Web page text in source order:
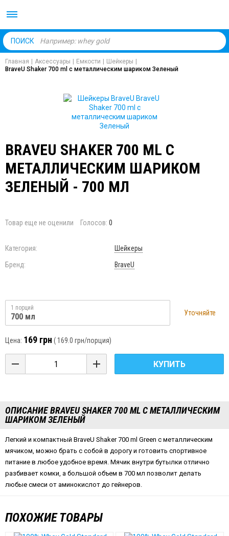
ПОИСК
Главная Аксессуары Емкости Шейкеры
BraveU Shaker 700 ml с металлическим шариком Зеленый
BRAVEU SHAKER 700 ML С
МЕТАЛЛИЧЕСКИМ ШАРИКОМ
ЗЕЛЕНЫЙ - 700 МЛ
Товар еще не оценили Голосов: 0
Категория:
Шейкеры
Бренд:
BraveU
1 порций
700 мл Уточняйте
Цена: 169 грн ( 169.0 грн/порция)
КУПИТЬ
ОПИСАНИЕ BRAVEU SHAKER 700 ML С МЕТАЛЛИЧЕСКИМ
ШАРИКОМ ЗЕЛЕНЫЙ
Легкий и компактный BraveU Shaker 700 ml Green с металлическим
мячиком, можно брать с собой в дорогу и готовить спортивное
питание в любое удобное время. Мячик внутри бутылки отлично
разбивает комки, а большой объем в 700 мл позволит делать
любые смеси от аминокислот до гейнеров.
ПОХОЖИЕ ТОВАРЫ